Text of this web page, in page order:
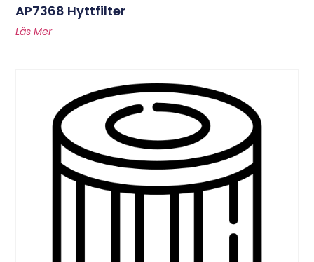
AP7368 Hyttfilter
Läs Mer